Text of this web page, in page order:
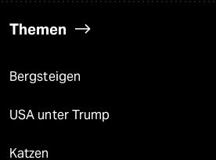
Themen
Bergsteigen
USA unter Trump
Katzen